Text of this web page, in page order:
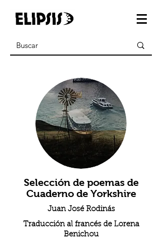
Selección de poemas de
Cuaderno de Yorkshire
Juan José Rodinás
Traducción al francés de Lorena
Benichou